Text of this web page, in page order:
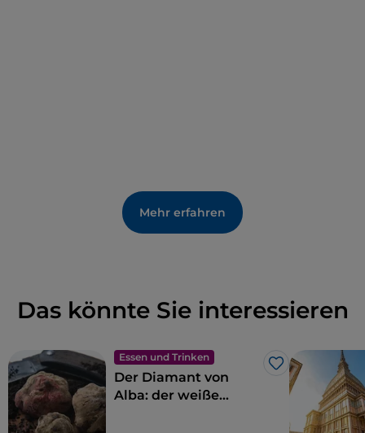
Mehr erfahren
Das könnte Sie interessieren
Essen und Trinken
Like
Der Diamant von
Alba: der weiße